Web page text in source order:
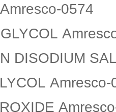
0574
DISODIUM
Amresco-